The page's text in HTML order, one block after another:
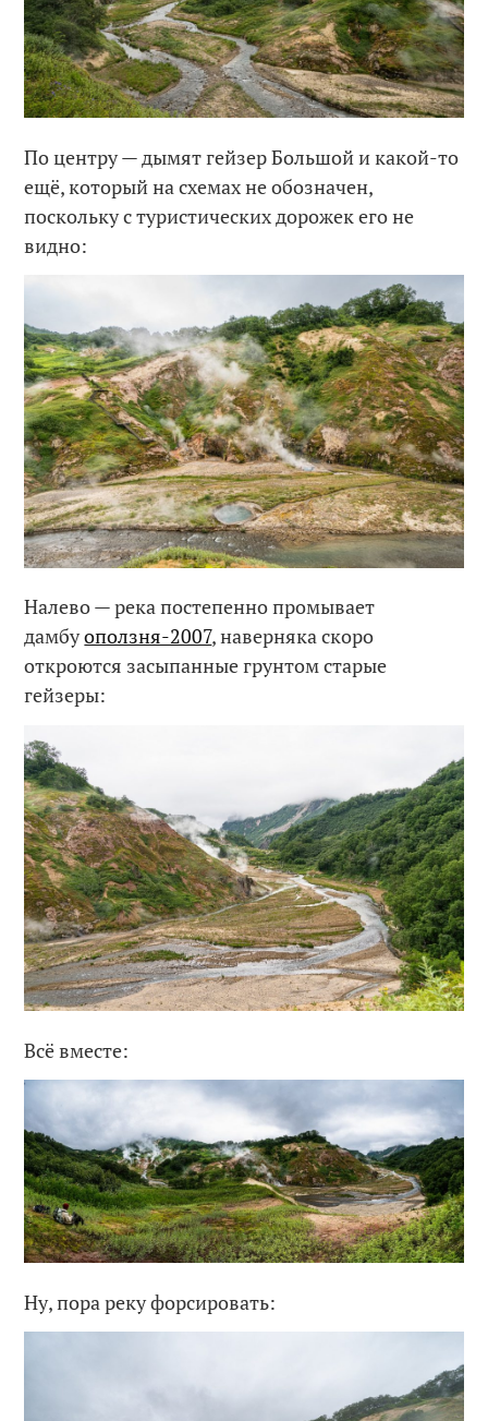
По центру — дымят гейзер Большой и какой-то
ещё, который на схемах не обозначен,
поскольку с туристических дорожек его не
видно:
Налево — река постепенно промывает
дамбуоползня-2007, наверняка скоро
откроются засыпанные грунтом старые
гейзеры:
Всё вместе:
Ну, пора реку форсировать: